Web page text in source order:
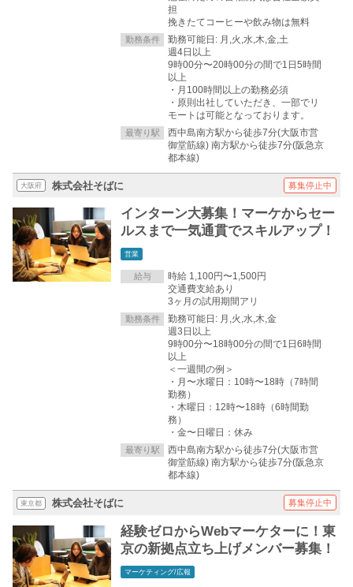
担
挽きたてコーヒーや飲み物は無料
勤務条件
勤務可能日: 月,火,水,木,金,土
週4日以上
9時00分〜20時00分の間で1日5時間
以上
・月100時間以上の勤務必須
・原則出社していただき、一部でリ
モートは可能となっております。
最寄り駅
西中島南方駅から徒歩7分(大阪市営
御堂筋線) 南方駅から徒歩7分(阪急京
都本線)
大阪府 株式会社そばに 募集停止中
インターン大募集！マーケからセー
ルスまで一気通貫でスキルアップ！
営業
給与
時給 1,100円〜1,500円
交通費支給あり
3ヶ月の試用期間アリ
勤務条件
勤務可能日: 月,火,水,木,金
週3日以上
9時00分〜18時00分の間で1日6時間
以上
＜一週間の例＞
・月〜水曜日：10時〜18時（7時間
勤務）
・木曜日：12時〜18時（6時間勤
務）
・金〜日曜日：休み
最寄り駅
西中島南方駅から徒歩7分(大阪市営
御堂筋線) 南方駅から徒歩7分(阪急京
都本線)
東京都 株式会社そばに 募集停止中
経験ゼロからWebマーケターに！東
京の新拠点立ち上げメンバー募集！
マーケティング/広報